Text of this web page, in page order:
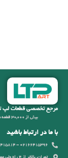
مرجع تخصصی قطعات لپ
بیش از 30,000 قطعه در دسته بندی های مختلف، با ضمانت کیفیت و ارسال سریع به سرار کشور
با ما در ارتباط باشید
02166415396 - 02166415814